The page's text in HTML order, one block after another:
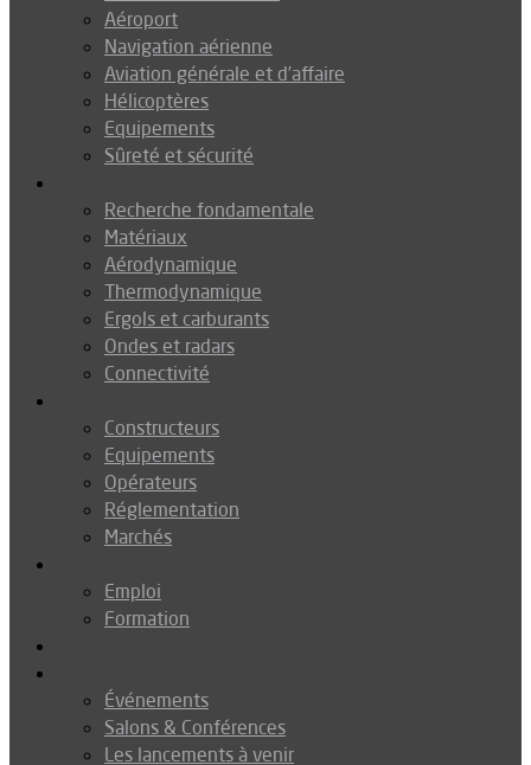
Aéroport
Navigation aérienne
Aviation générale et d’affaire
Hélicoptères
Equipements
Sûreté et sécurité
Recherche fondamentale
Matériaux
Aérodynamique
Thermodynamique
Ergols et carburants
Ondes et radars
Connectivité
Constructeurs
Equipements
Opérateurs
Réglementation
Marchés
Emploi
Formation
Événements
Salons & Conférences
Les lancements à venir